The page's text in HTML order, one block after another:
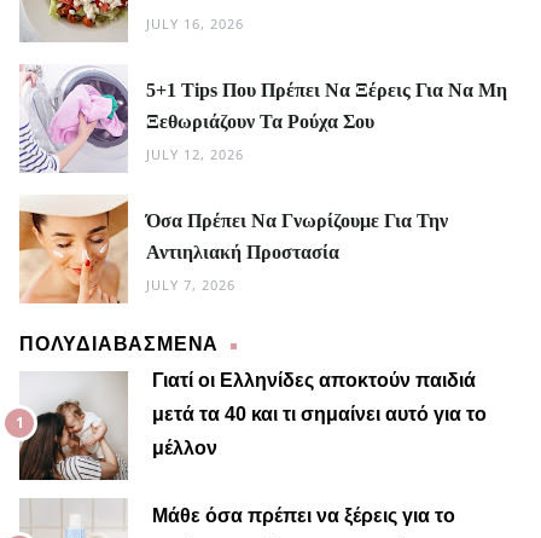
JULY 16, 2026
5+1 Tips Που Πρέπει Να Ξέρεις Για Να Μη
Ξεθωριάζουν Τα Ρούχα Σου
JULY 12, 2026
Όσα Πρέπει Να Γνωρίζουμε Για Την
Αντιηλιακή Προστασία
JULY 7, 2026
ΠΟΛΥΔΙΑΒΑΣΜΕΝΑ
Γιατί οι Ελληνίδες αποκτούν παιδιά
μετά τα 40 και τι σημαίνει αυτό για το
μέλλον
Μάθε όσα πρέπει να ξέρεις για το